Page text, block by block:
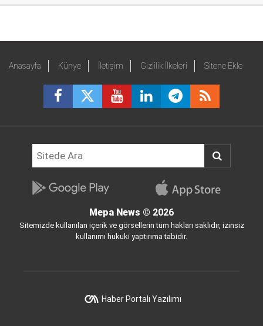
Anasayfa Künye İletişim Gizlilik İlkeleri Sitene Ekle
Mepa News © 2026
Sitemizde kullanılan içerik ve görsellerin tüm hakları saklıdır, izinsiz
kullanımı hukuki yaptırıma tabidir.
Haber Portalı Yazılımı